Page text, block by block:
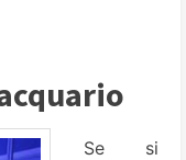
Se si